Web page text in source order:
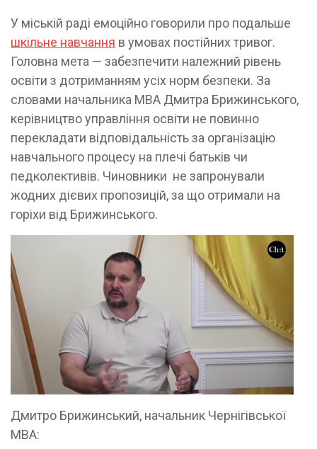
У міській раді емоційно говорили про подальше
шкільне навчання в умовах постійних тривог.
Головна мета — забезпечити належний рівень
освіти з дотриманням усіх норм безпеки. За
словами начальника МВА Дмитра Брижинського,
керівництво управління освіти не повинно
перекладати відповідальність за організацію
навчального процесу на плечі батьків чи
педколективів. Чиновники не запронували
жодних дієвих пропозицій, за що отримали на
горіхи від Брижинського.
Дмитро Брижинський, начальник Чернігівської
МВА: